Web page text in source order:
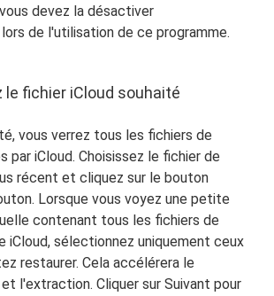
devez la désactiver
de l'utilisation de ce programme.
le fichier iCloud souhaité
vous verrez tous les fichiers de
par iCloud. Choisissez le fichier de
récent et cliquez sur le bouton
Lorsque vous voyez une petite
contenant tous les fichiers de
iCloud, sélectionnez uniquement ceux
restaurer. Cela accélérera le
l'extraction. Cliquer sur Suivant pour